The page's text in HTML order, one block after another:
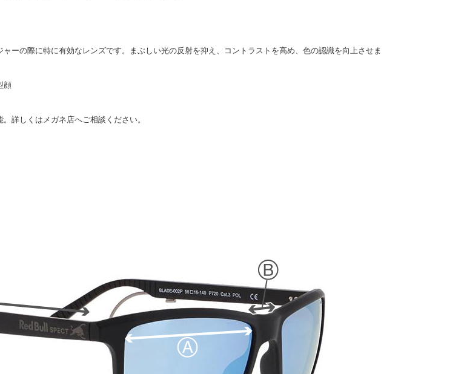
ーの際に特に有効なレンズです。まぶしい光の反射を抑え、コントラストを高め、色の認識を向上させま
顔
詳しくはメガネ店へご相談ください。